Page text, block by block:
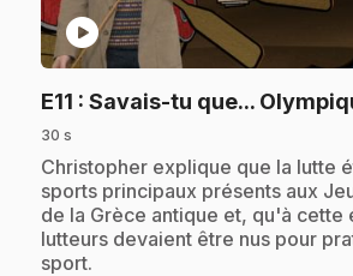
play_circle
E11 : Savais-tu que...
30 s
.Christopher explique que la lutte
sports principaux présents aux
de la Grèce antique et, qu'à cette
lutteurs devaient être nus pour
sport.